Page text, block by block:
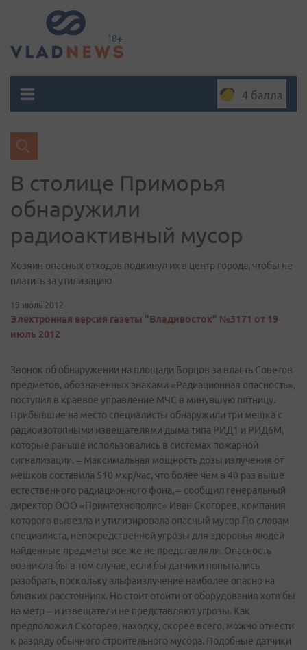
4 балла
В столице Приморья
обнаружили
радиоактивный мусор
Хозяин опасных отходов подкинул их в центр города, чтобы не
платить за утилизацию
19 июль 2012
Электронная версия газеты "Владивосток" №3171 от 19
июль 2012
Звонок об обнаружении на площади Борцов за власть Советов
предметов, обозначенных знаками «Радиационная опасность»,
поступил в краевое управление МЧС в минувшую пятницу.
Прибывшие на место специалисты обнаружили три мешка с
радиоизотопными извещателями дыма типа РИД1 и РИД6М,
которые раньше использовались в системах пожарной
сигнализации. – Максимальная мощность дозы излучения от
мешков составила 510 мкр/час, что более чем в 40 раз выше
естественного радиационного фона, – сообщил генеральный
директор ООО «Примтехнополис» Иван Скогорев, компания
которого вывезла и утилизировала опасный мусор.По словам
специалиста, непосредственной угрозы для здоровья людей
найденные предметы все же не представляли. Опасность
возникла бы в том случае, если бы датчики попытались
разобрать, поскольку альфа­излучение наиболее опасно на
близких расстояниях. Но стоит отойти от оборудования хотя бы
на метр – и извещатели не представляют угрозы. Как
предположил Скогорев, находку, скорее всего, можно отнести
к разряду обычного строительного мусора. Подобные датчики